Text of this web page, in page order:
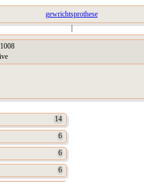
gewrichtsprothese
|
14
6
6
6